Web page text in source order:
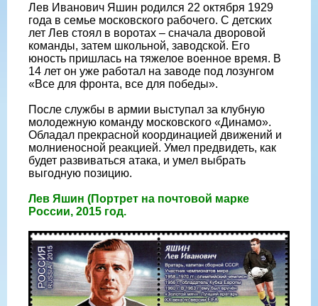
Лев Иванович Яшин родился 22 октября 1929
года в семье московского рабочего. С детских
лет Лев стоял в воротах – сначала дворовой
команды, затем школьной, заводской. Его
юность пришлась на тяжелое военное время. В
14 лет он уже работал на заводе под лозунгом
«Все для фронта, все для победы».
После службы в армии выступал за клубную
молодежную команду московского «Динамо».
Обладал прекрасной координацией движений и
молниеносной реакцией. Умел предвидеть, как
будет развиваться атака, и умел выбрать
выгодную позицию.
Лев Яшин (Портрет на почтовой марке
России, 2015 год.